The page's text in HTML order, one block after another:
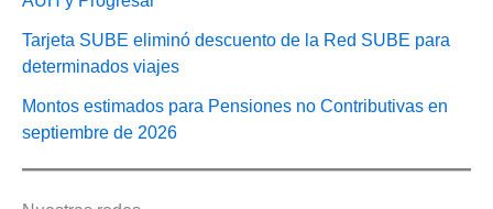
Tarjeta SUBE eliminó descuento de la Red SUBE para
determinados viajes
Montos estimados para Pensiones no Contributivas en
septiembre de 2026